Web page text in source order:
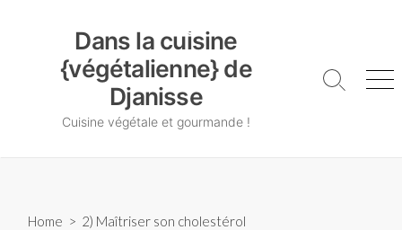
Dans la cuisine
{végétalienne} de
Djanisse
Cuisine végétale et gourmande !
Search
Home > 2) Maîtriser son cholestérol